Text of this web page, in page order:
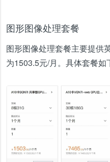
图形图像处理套餐
图形图像处理套餐主要提供
为1503.5元/月。具体套餐如